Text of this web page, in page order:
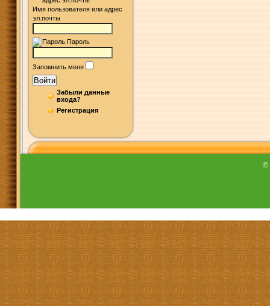
Имя пользователя или адрес
эл.почты
Пароль
Запомнить меня
Войти
Забыли данные
входа?
Регистрация
©